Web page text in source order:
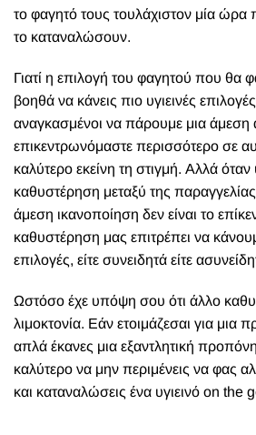
το φαγητό τους τουλάχιστον μία ώρα
το καταναλώσουν.
Γιατί η επιλογή του φαγητού που θα
βοηθά να κάνεις πιο υγιεινές
αναγκασμένοι να πάρουμε μια
επικεντρωνόμαστε περισσότερο σε
καλύτερο εκείνη τη στιγμή. Αλλά όταν
καθυστέρηση μεταξύ της
άμεση ικανοποίηση δεν είναι το
καθυστέρηση μας επιτρέπει να
επιλογές, είτε συνειδητά είτε
Ωστόσο έχε υπόψη σου ότι άλλο
λιμοκτονία. Εάν ετοιμάζεσαι για μια
απλά έκανες μια εξαντλητική
καλύτερο να μην περιμένεις να φας
και καταναλώσεις ένα υγιεινό on the